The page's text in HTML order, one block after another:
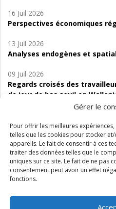
Gérer le
Pour offrir les meilleures
telles que les cookies pour stocker
appareils. Le fait de consentir à ces
traiter des données telles que le
uniques sur ce site. Le fait de ne pas
consentement peut avoir un effet
fonctions.
16 Juil 2026
Perspectives économiques
13 Juil 2026
Analyses endogènes et
09 Juil 2026
Regards croisés des
de jour de bas seuil en
06 Juil 2026
Étude d’évaluabilité des
d’accompagnement à
01 Juil 2026
Pénurie du personnel infirmier
Wallonie ?